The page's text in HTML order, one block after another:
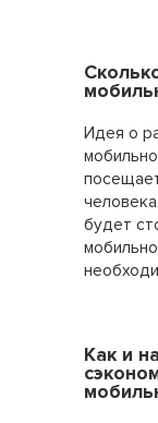
Идея о
будет
Как и